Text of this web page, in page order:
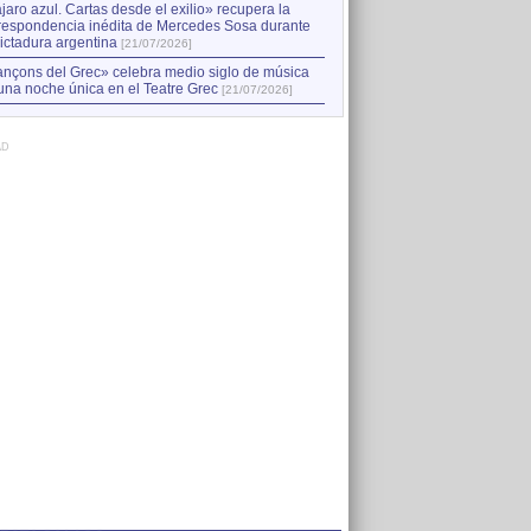
azul. Cartas desde el exilio» recupera la
inédita de Mercedes Sosa durante
argentina [21/07/2026]
del Grec» celebra medio siglo de música
noche única en el Teatre Grec [21/07/2026]